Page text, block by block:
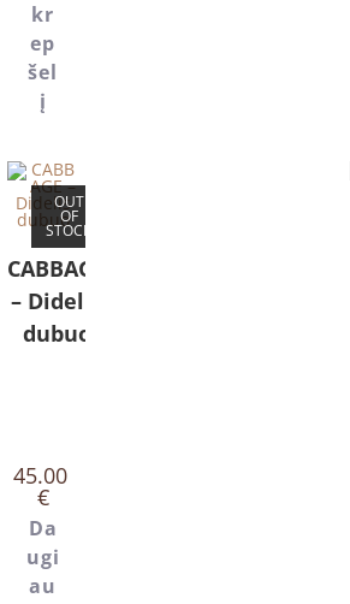
kr
ep
šel
į
OUT
OF
STOCK
CABBAGE
– Didelis
dubuo
45.00
€
Da
ugi
au